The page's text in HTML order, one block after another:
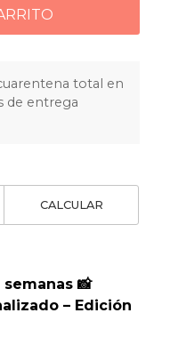
total en
de entrega
CALCULAR
📸
– Edición